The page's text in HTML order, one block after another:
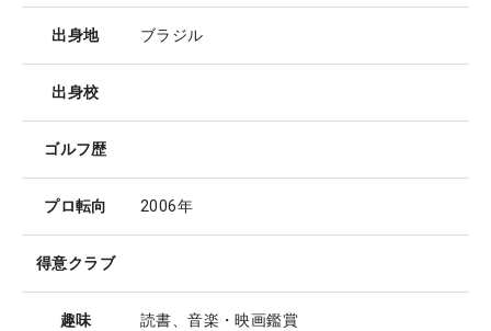
出身地 ブラジル
出身校
ゴルフ歴
プロ転向 2006年
得意クラブ
趣味 読書、音楽・映画鑑賞